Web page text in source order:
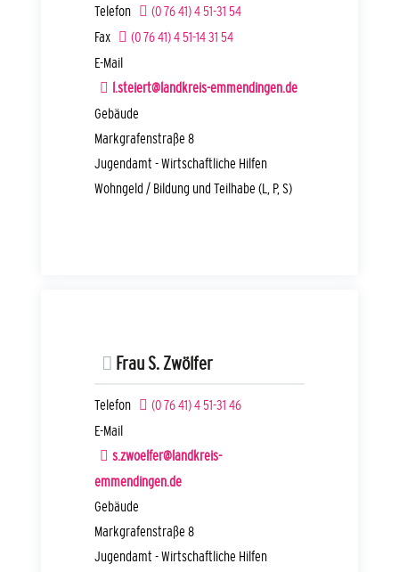
Telefon (07641) 451-31 54
Fax
(07641) 451-1431 54
E-Mail
l.steiert@landkreis-emmendingen.de
Gebäude
Markgrafenstraße 8
Jugendamt - Wirtschaftliche Hilfen
Wohngeld / Bildung und Teilhabe (L, P, S)
Frau S. Zwölfer
Telefon (07641) 451-31 46
E-Mail
s.zwoelfer@landkreis-
emmendingen.de
Gebäude
Markgrafenstraße 8
Jugendamt - Wirtschaftliche Hilfen